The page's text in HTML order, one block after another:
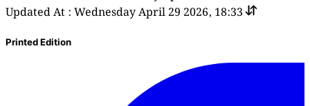
Updated At : Wednesday April 29 2026, 18:33
Printed Edition